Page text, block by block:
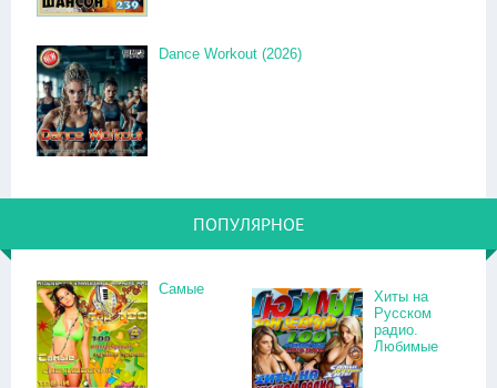
Dance Workout (2026)
ПОПУЛЯРНОЕ
Самые
Хиты на
Русском
радио.
Любимые